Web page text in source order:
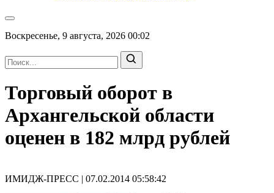
Воскресенье, 9 августа, 2026 00:02
Торговый оборот в
Архангельской области
оценен в 182 млрд рублей
ИМИДЖ-ПРЕСС | 07.02.2014 05:58:42